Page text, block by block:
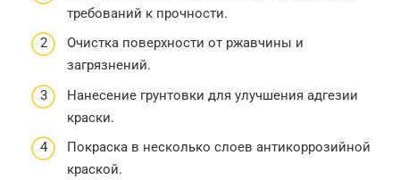
требований к прочности.
Очистка поверхности от ржавчины и
загрязнений.
Нанесение грунтовки для улучшения адгезии
краски.
Покраска в несколько слоев антикоррозийной
краской.